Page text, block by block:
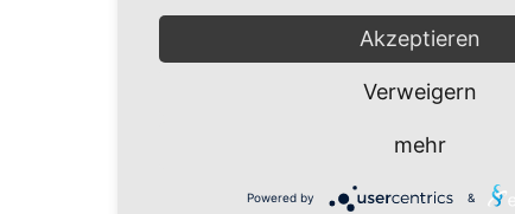
Akzeptieren
Verweigern
mehr
Powered by &